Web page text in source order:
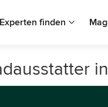
Experten finden